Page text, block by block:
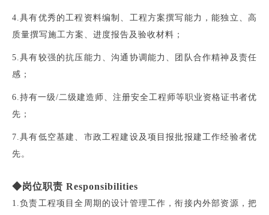
4.具有优秀的工程资料编制、工程方案撰写能力，能独立、高
质量撰写施工方案、进度报告及验收材料；
5.具有较强的抗压能力、沟通协调能力、团队合作精神及责任
感；
6.持有一级/二级建造师、注册安全工程师等职业资格证书者优
先；
7.具有低空基建、市政工程建设及项目报批报建工作经验者优
先。
◆岗位职责 Responsibilities
1.负责工程项目全周期的设计管理工作，衔接内外部资源，把